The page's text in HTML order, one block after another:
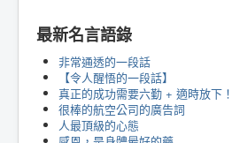
最新名言語錄
非常通透的一段話
【令人醒悟的一段話】
真正的成功需要六勤 + 適時放下！
很棒的航空公司的廣告詞
人最頂級的心態